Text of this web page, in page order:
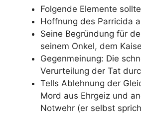
Folgende Elemente
Hoffnung des Parricida
Seine Begründung für
seinem Onkel, dem
Gegenmeinung: Die
Verurteilung der Tat
Tells Ablehnung der
Mord aus Ehrgeiz und
Notwehr (er selbst